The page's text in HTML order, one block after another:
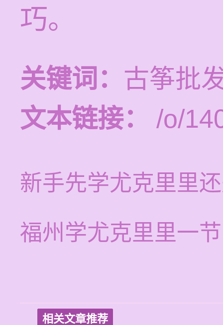
巧。
关键词： 古筝批
文本链接：
/o/
新手先学尤克里里
福州学尤克里里一
相关文章推荐